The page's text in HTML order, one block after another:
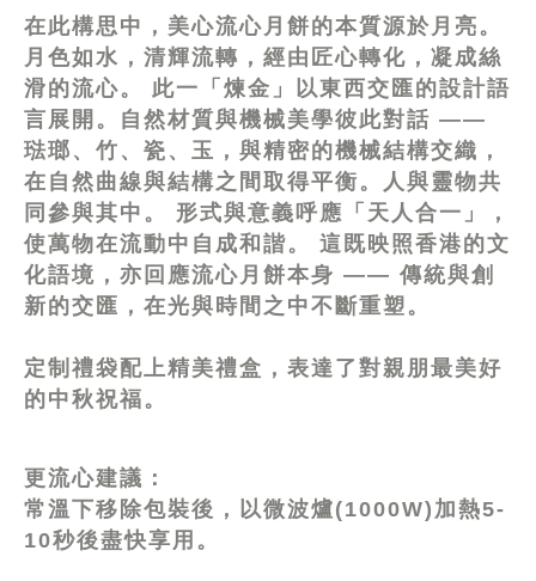
在此構思中，美心流心月餅的本質源於月亮。
月色如水，清輝流轉，經由匠心轉化，凝成絲
滑的流心。 此一「煉金」以東西交匯的設計語
言展開。自然材質與機械美學彼此對話 ——
琺瑯、竹、瓷、玉，與精密的機械結構交織，
在自然曲線與結構之間取得平衡。人與靈物共
同參與其中。 形式與意義呼應「天人合一」，
使萬物在流動中自成和諧。 這既映照香港的文
化語境，亦回應流心月餅本身 —— 傳統與創
新的交匯，在光與時間之中不斷重塑。
定制禮袋配上精美禮盒，表達了對親朋最美好
的中秋祝福。
更流心建議：
常溫下移除包裝後，以微波爐(1000W)加熱5-
10秒後盡快享用。